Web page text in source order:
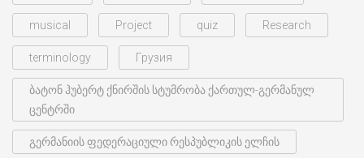
musical Project quiz Research
terminology Грузия
ბატონ ჰუბერტ ქნირშის სტუმრობა ქართულ-გერმანულ
ცენტრში
გერმანიის ფედერაციული რესპუბლიკის ელჩის